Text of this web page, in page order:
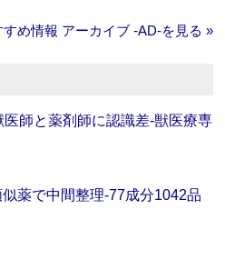
すめ情報 アーカイブ ‐AD‐を見る »
医師と薬剤師に認識差‐獣医療専
薬で中間整理‐77成分1042品